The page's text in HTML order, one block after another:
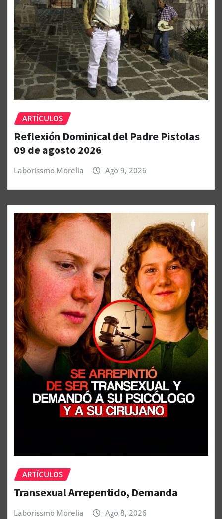
ARTÍCULOS
Reflexión Dominical del Padre Pistolas
09 de agosto 2026
Laborissmo Morelia Ago 9, 2026
ARTÍCULOS
Transexual Arrepentido, Demanda
Laborissmo Morelia Ago 8, 2026